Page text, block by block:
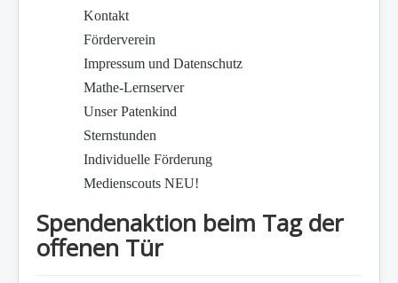
Kontakt
Förderverein
Impressum und Datenschutz
Mathe-Lernserver
Unser Patenkind
Sternstunden
Individuelle Förderung
Medienscouts NEU!
Spendenaktion beim Tag der
offenen Tür